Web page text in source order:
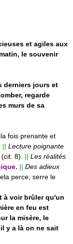
et agiles aux
le souvenir
derniers jours et
regarde
murs de sa
fois prenante et
|| Lecture poignante
(cit. 8). || Les réalités
|| Des adieux
perce, serre le
à voir brûler qu'un
en feu est
la misère, le
y a là on ne sait